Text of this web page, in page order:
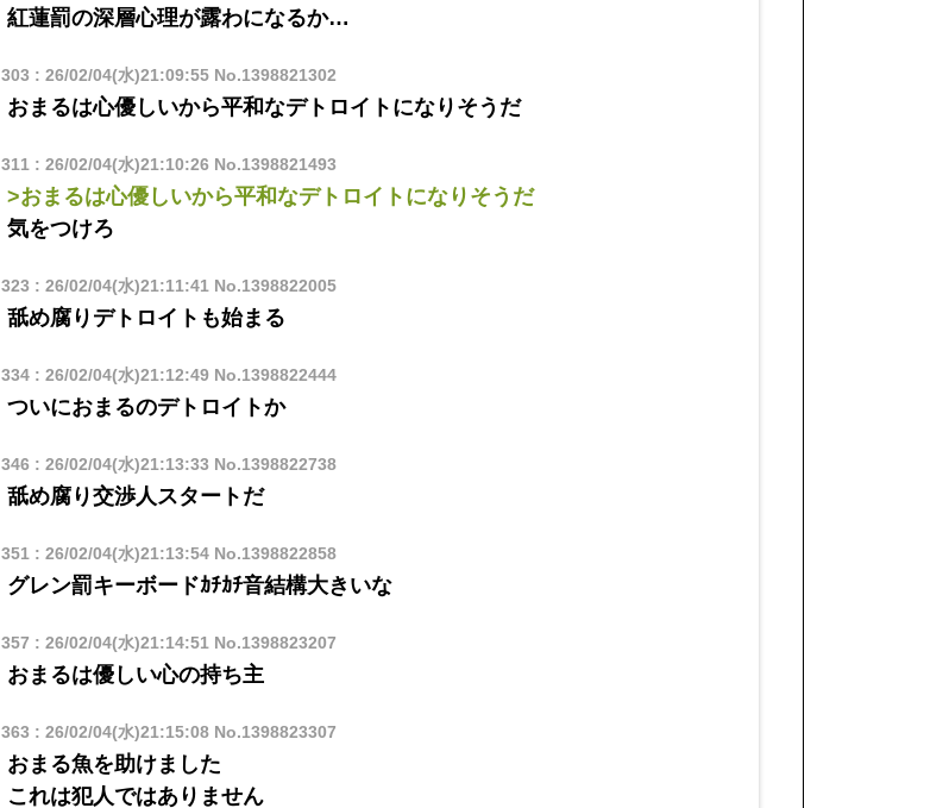
紅蓮罰の深層心理が露わになるか…
303 : 26/02/04(水)21:09:55No.1398821302
おまるは心優しいから平和なデトロイトになりそうだ
311 : 26/02/04(水)21:10:26 No.1398821493
>おまるは心優しいから平和なデトロイトになりそうだ
気をつけろ
323 : 26/02/04(水)21:11:41 No.1398822005
舐め腐りデトロイトも始まる
334: 26/02/04(水)21:12:49No.1398822444
ついにおまるのデトロイトか
346 : 26/02/04(水)21:13:33 No.1398822738
舐め腐り交渉人スタートだ
351 : 26/02/04(水)21:13:54No.1398822858
グレン罰キーボードｶﾁｶﾁ音結構大きいな
357 : 26/02/04(水)21:14:51 No.1398823207
おまるは優しい心の持ち主
363 : 26/02/04(水)21:15:08No.1398823307
おまる魚を助けました
これは犯人ではありません